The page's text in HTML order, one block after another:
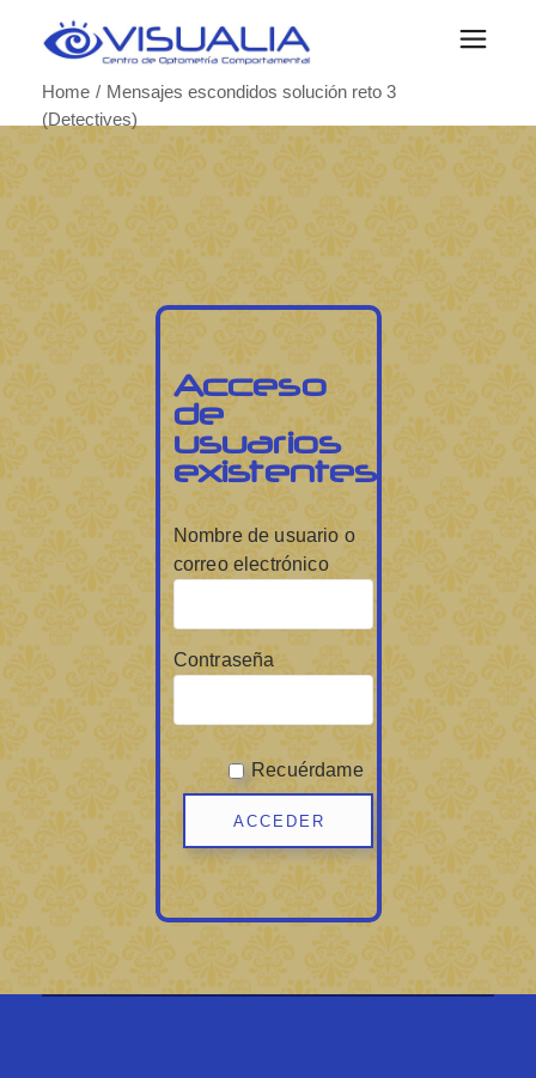
Home
Mensajes escondidos solución reto 3
(Detectives)
Acceso
de
usuarios
existentes
Nombre de usuario o
correo electrónico
Contraseña
Recuérdame